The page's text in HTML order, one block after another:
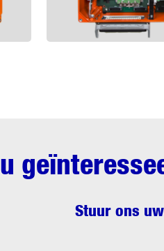
Stuur ons